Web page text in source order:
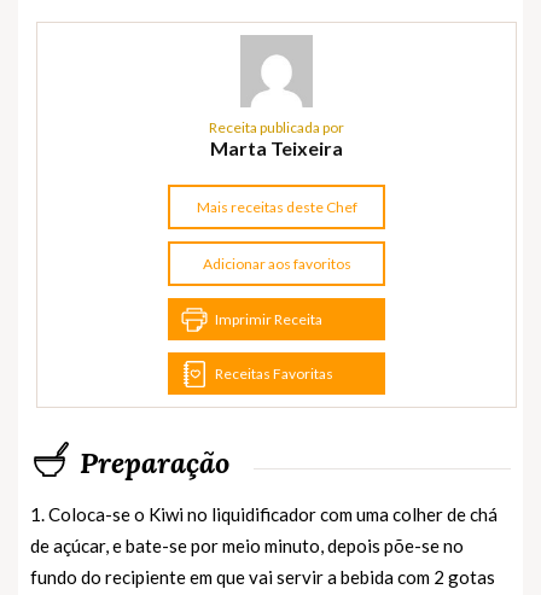
Receita publicada por
Marta Teixeira
Mais receitas deste Chef
Adicionar aos favoritos
Imprimir Receita
Receitas Favoritas
Preparação
1. Coloca-se o Kiwi no liquidificador com uma colher de chá
de açúcar, e bate-se por meio minuto, depois põe-se no
fundo do recipiente em que vai servir a bebida com 2 gotas